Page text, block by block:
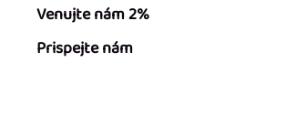
Venujte nám 2%
Prispejte nám